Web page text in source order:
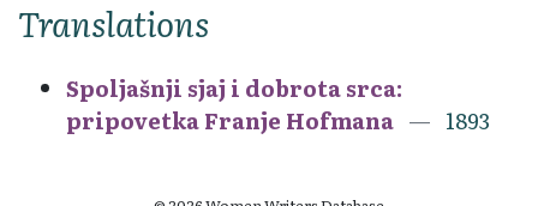
Translations
Spoljašnji sjaj i dobrota srca:
pripovetka Franje Hofmana
1893